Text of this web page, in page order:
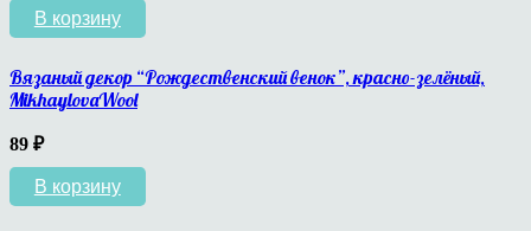
В корзину
Вязаный декор “Рождественский венок”, красно-зелёный,
MikhaylovaWool
89 ₽
В корзину